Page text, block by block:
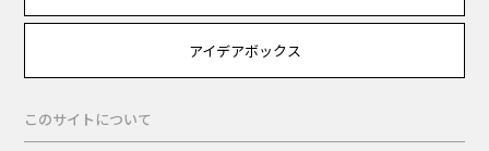
アイデアボックス
このサイトについて